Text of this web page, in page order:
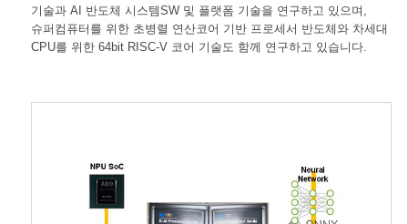
기술과 AI 반도체 시스템SW 및 플랫폼 기술을 연구하고 있으며,
슈퍼컴퓨터를 위한 초병렬 연산코어 기반 프로세서 반도체와 차세대
CPU를 위한 64bit RISC-V 코어 기술도 함께 연구하고 있습니다.